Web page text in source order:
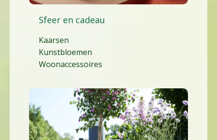
Sfeer en cadeau
Kaarsen
Kunstbloemen
Woonaccessoires